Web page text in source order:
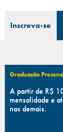
Inscreva-se
Graduação
A partir de R$
mensalidade e
nas demais.